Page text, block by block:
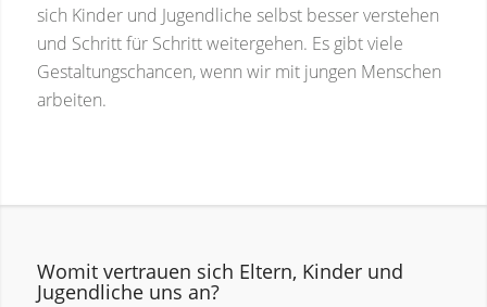
sich Kinder und Jugendliche selbst besser verstehen
und Schritt für Schritt weitergehen. Es gibt viele
Gestaltungschancen, wenn wir mit jungen Menschen
arbeiten.
Womit vertrauen sich Eltern, Kinder und
Jugendliche uns an?